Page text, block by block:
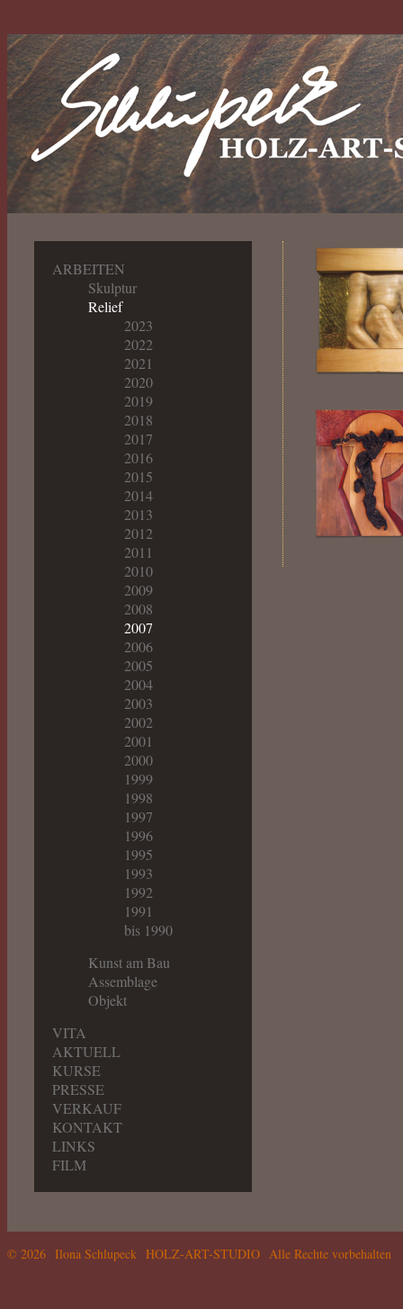
ARBEITEN
Skulptur
Relief
2023
2022
2021
2020
2019
2018
2017
2016
2015
2014
2013
2012
2011
2010
2009
2008
2007
2006
2005
2004
2003
2002
2001
2000
1999
1998
1997
1996
1995
1993
1992
1991
bis 1990
Kunst am Bau
Assemblage
Objekt
VITA
AKTUELL
KURSE
PRESSE
VERKAUF
KONTAKT
LINKS
FILM
© 2026 Ilona Schlupeck HOLZ-ART-STUDIO Alle Rechte vorbehalten